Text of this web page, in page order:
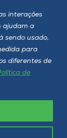
interações
ajudam a
sendo usado,
para
diferentes de
de